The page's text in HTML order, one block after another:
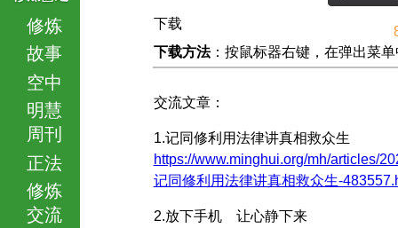
修炼
故事
空中
明慧
周刊
正法
修炼
交流
下载
下载方法：按鼠标器右键，在弹出菜
交流文章：
1.记同修利用法律讲真相救众生
https://www.minghui.org/mh/articles/
记同修利用法律讲真相救众生-
2.放下手机 让心静下来